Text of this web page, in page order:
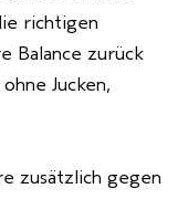
richtigen
Balance zurück
Jucken,
zusätzlich gegen